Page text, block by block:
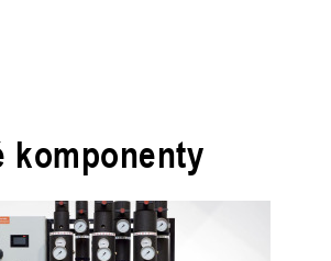
komponenty